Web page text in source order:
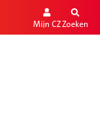
Mijn CZZoeken